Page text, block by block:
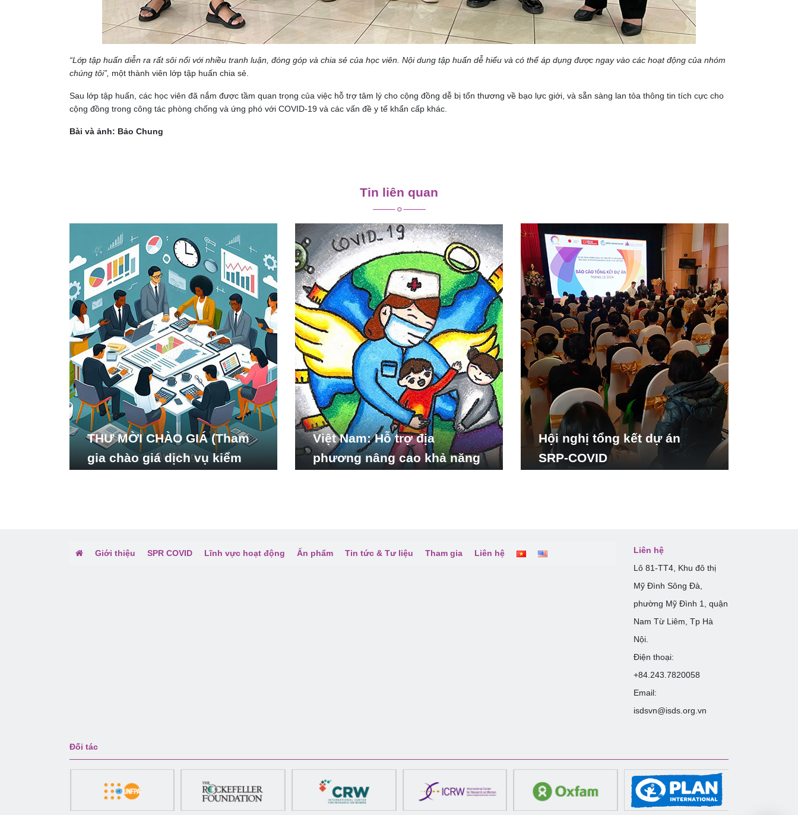
“Lớp tập huấn diễn ra rất sôi nổi với nhiều tranh luận, đóng góp và chia sẻ của học viên. Nội dung tập huấn dễ hiểu và có thể áp dụng được ngay vào các hoạt động của nhóm
chúng tôi”, một thành viên lớp tập huấn chia sẻ.
Sau lớp tập huấn, các học viên đã nắm được tầm quan trọng của việc hỗ trợ tâm lý cho cộng đồng dễ bị tổn thương về bạo lực giới, và sẵn sàng lan tỏa thông tin tích cực cho
cộng đồng trong công tác phòng chống và ứng phó với COVID-19 và các vấn đề y tế khẩn cấp khác.
Bài và ảnh: Bảo Chung
viết
Tin liên quan
THƯ MỜI CHÀO GIÁ (Tham
gia chào giá dịch vụ kiểm
Việt Nam: Hỗ trợ địa
phương nâng cao khả năng
Hội nghị tổng kết dự án
SRP-COVID
Giới thiệu SPR COVID Lĩnh vực hoạt động Ấn phẩm Tin tức & Tư liệu Tham gia Liên hệ
Liên hệ
Lô 81-TT4, Khu đô thị
Mỹ Đình Sông Đà,
phường Mỹ Đình 1, quận
Nam Từ Liêm, Tp Hà
Nội.
Điện thoại:
+84.243.7820058
Email:
isdsvn@isds.org.vn
Đối tác